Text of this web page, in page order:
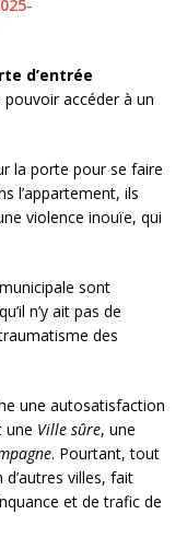
d’entrée
pouvoir accéder à un
la porte pour se faire
l’appartement, ils
violence inouïe, qui
sont
n’y ait pas de
des
une autosatisfaction
une Ville sûre, une
. Pourtant, tout
villes, fait
et de trafic de